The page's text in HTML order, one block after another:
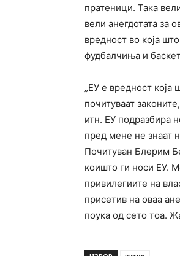
пратеници. Така
вели анегдотата за
вредност во која
фудбалчиња и
„ЕУ е вредност која
почитуваат
итн. ЕУ подразбира
пред мене не знаат
Почитуван Блерим
коишто ги носи ЕУ.
привилегиите на
присетив на оваа
поука од сето тоа.